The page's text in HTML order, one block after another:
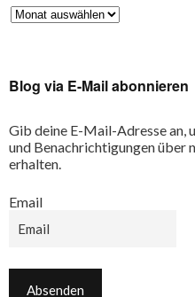
Blog via E-Mail abonnieren
Gib deine E-Mail-Adresse an,
und Benachrichtigungen über
erhalten.
Email